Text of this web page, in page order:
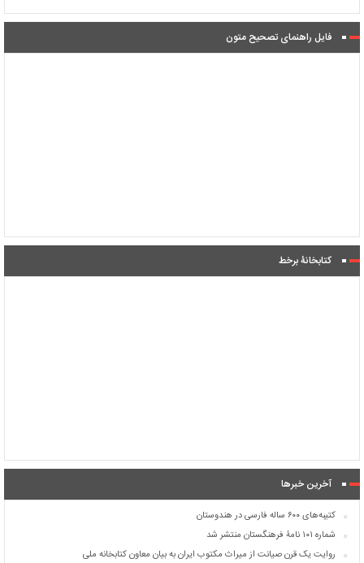
فایل راهنمای تصحیح متون
کتابخانۀ برخط
آخرین خبرها
کتیبه‌های ۶۰۰ ساله فارسی در هندوستان
شماره ۱۰۱ نامۀ فرهنگستان منتشر شد
روایت یک قرن صیانت از میراث مکتوب ایران به بیان معاون کتابخانه ملی